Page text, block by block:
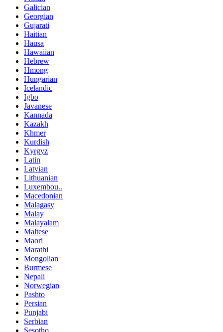
Galician
Georgian
Gujarati
Haitian
Hausa
Hawaiian
Hebrew
Hmong
Hungarian
Icelandic
Igbo
Javanese
Kannada
Kazakh
Khmer
Kurdish
Kyrgyz
Latin
Latvian
Lithuanian
Luxembou..
Macedonian
Malagasy
Malay
Malayalam
Maltese
Maori
Marathi
Mongolian
Burmese
Nepali
Norwegian
Pashto
Persian
Punjabi
Serbian
Sesotho